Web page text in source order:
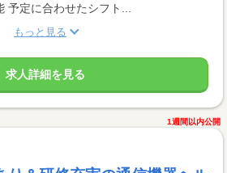
定に合わせたシフト...
もっと見る
求人詳細を見る
1週間以内公開